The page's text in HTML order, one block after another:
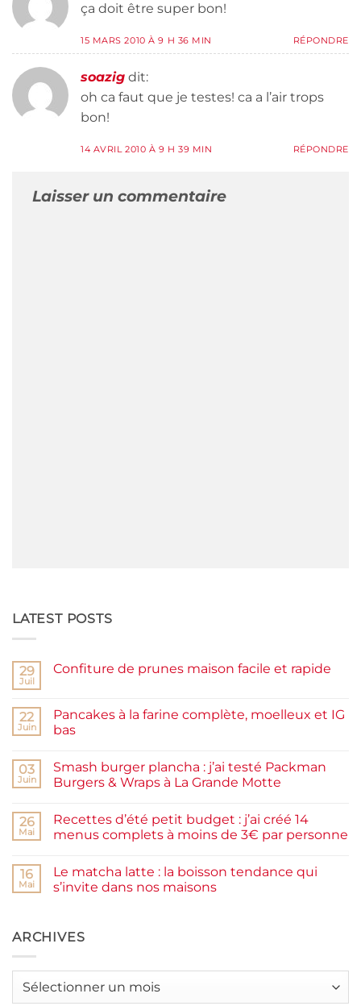
ça doit être super bon!
15 MARS 2010 À 9 H 36 MIN RÉPONDRE
soazig dit:
oh ca faut que je testes! ca a l’air trops
bon!
14 AVRIL 2010 À 9 H 39 MIN RÉPONDRE
Laisser un commentaire
LATEST POSTS
29
Juil
Confiture de prunes maison facile et rapide
Confiture
de
prunes
et
rapide
22
Juin
Pancakes à la farine complète, moelleux et IG
bas
sur
Pancakes
à
complète,
moelleux
et
03
Juin
Smash burger plancha : j’ai testé Packman
Burgers & Wraps à La Grande Motte
sur
Smash
burger
testé
Packman
Burgers &
Grande
Motte
26
Mai
Recettes d’été petit budget : j’ai créé 14
menus complets à moins de 3€ par personne
sur
Recettes
d’été
j’ai
créé
à
16
Mai
Le matcha latte : la boisson tendance qui
s’invite dans nos maisons
Le
matcha
boisson
ARCHIVES
Archives